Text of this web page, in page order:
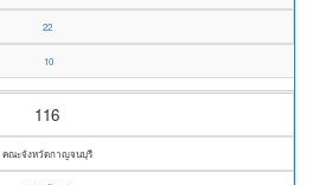
22
10
116
คณะจังหวัดกาญจนบุรี